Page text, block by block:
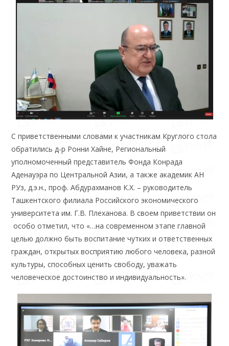
С приветственными словами к участникам Круглого стола
обратились д-р Ронни Хайне, Региональный
уполномоченный представитель Фонда Конрада
Аденауэра по Центральной Азии, а также академик АН
РУз, д.э.н., проф. Абдурахманов К.Х. – руководитель
Ташкентского филиала Российского экономического
университета им. Г.В. Плеханова. В своем приветствии он
особо отметил, что «…на современном этапе главной
целью должно быть воспитание чутких и ответственных
граждан, открытых восприятию любого человека, разной
культуры, способных ценить свободу, уважать
человеческое достоинство и индивидуальность».